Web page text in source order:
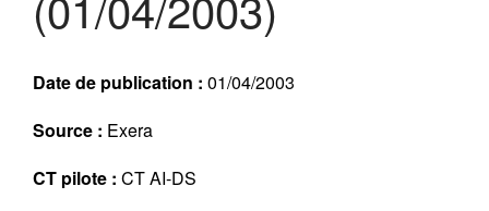
Réalisations récentes
Galerie
Date de publication : 01/04/2003
Source : Exera
CT pilote : CT AI-DS